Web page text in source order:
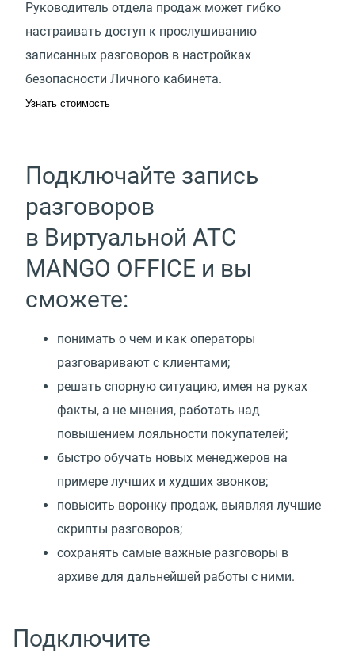
Руководитель отдела продаж может гибко
настраивать доступ к прослушиванию
записанных разговоров в настройках
безопасности Личного кабинета.
Узнать стоимость
Подключайте запись
разговоров
в Виртуальной АТС
MANGO OFFICE и вы
сможете:
понимать о чем и как операторы
разговаривают с клиентами;
решать спорную ситуацию, имея на руках
факты, а не мнения, работать над
повышением лояльности покупателей;
быстро обучать новых менеджеров на
примере лучших и худших звонков;
повысить воронку продаж, выявляя лучшие
скрипты разговоров;
сохранять самые важные разговоры в
архиве для дальнейшей работы с ними.
Подключите